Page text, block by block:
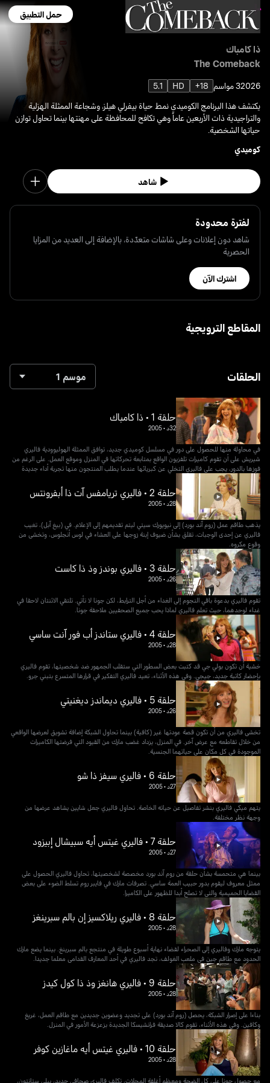
حمل التطبيق
ذا كامباك
The Comeback
20263 مواسم 18+
HD
5.1
يكتشف هذا البرنامج الكوميدي نمط حياة بيفرلي هيلز، وشجاعة الممثلة الهزلية
والتراجيدية ذات الأربعين عاماً وهي تكافح للمحافظة على مهنتها بينما تحاول توازن
حياتها الشخصية.
كوميدي
شاهد
لفترة محدودة
شاهد دون إعلانات وعلى شاشات متعدّدة، بالإضافة إلى العديد من المزايا
الحصرية
اشترك الآن
المقاطع الترويجية
الحلقات موسم 1
حلقة 1 • ذا كامباك
32د •
2005
في محاولة منها للحصول على دور في مسلسل كوميدي جديد، توافق الممثلة الهوليوودية فاليري
شيريش على أن تقوم كاميرات تلفزيون الواقع بمتابعة تحركاتها في المنزل وموقع العمل. على الرغم من
فوزها بالدور، يجب على فاليري التخلي عن كبريائها عندما يطلب المنتجون منها تجربة أداء جديدة
حلقة 2 • فاليري تريامفس آت ذا أبفرونتس
28د •
2005
يذهب طاقم عمل (روم آند بورد) إلى نيويورك سيتي ليتم تقديمهم إلى الإعلام. في (بيغ آبل)، تغيب
فاليري عن إحدى الوجبات، تقلق بشأن ضيوف إبنة زوجها على العشاء في لوس أنجلوس، وتخشى من
وقوع مكروه.
حلقة 3 • فاليري بوندز وذ ذا كاست
26د •
2005
تقوم فاليري بدعوة باقي النجوم إلى الغداء من أجل الترابط، لكن جونا لا تأتي. تلتقي الاثنتان لاحقا في
غداء لوحدهما، حيث تعلم فاليري لماذا يحب جميع الصحفيين ملاحقة جونا.
حلقة 4 • فاليري ستاندز أب فور آنت ساسي
28د •
2005
خشية أن تكون بولي جي قد كتبت بعض السطور التي ستقلب الجمهور ضد شخصيتها، تقوم فاليري
بإحضار كاتبة جديد، جيجي. وفي هذه الأثناء، تعيد فاليري التفكير في قرارها المتسرع بتبني جرو.
حلقة 5 • فاليري ديماندز ديغنيتي
26د •
2005
تخشى فاليري من أن تكون قصة عودتها غير (كافية) بينما تحاول الشبكة إضافة تشويق لعرضها الواقعي
من خلال تقاطعه مع عرض آخر. في المنزل، يزداد غضب مارك من القيود التي فرضتها الكاميرات
الموجودة في كل مكان على حياتهما الجنسية.
حلقة 6 • فاليري سيفز ذا شو
27د •
2005
يتهم ميكي فاليري بنشر تفاصيل عن حياته الخاصة. تحاول فاليري جعل شايين يشاهد عرضها من
وجهة نظر مختلفة.
حلقة 7 • فاليري غيتس أيه سبيشال إبيزود
27د •
2005
بينما هي متحمسة بشأن حلقة من روم آند بورد مخصصة لشخصيتها، تحاول فاليري الحصول على
ممثل معروف ليقوم بدور حبيب العمة ساسي. تصرفات مارك في فايبر روم تسلط الضوء على بعض
القضايا الحميمية والتي لا تصلح أبدا للظهور على الكاميرا.
حلقة 8 • فاليري ريلاكسيز إن بالم سبرينغز
28د •
2005
يتوجه مارك وفاليري إلى الصحراء لقضاء نهاية أسبوع طويلة في منتجع بالم سبرينغ. بينما يضع مارك
الحدود مع طاقم جين في ملعب الغولف، تجد فاليري في أحد المعارف القدامى معلما جديدا.
حلقة 9 • فاليري هانغز وذ ذا كول كيدز
28د •
2005
بناءا على إصرار الشبكة، يحصل (روم آند بورد) على تجديد وعضوين جديدين مع طاقم العمل، غريغ
وكافين. وفي هذه الأثناء، تقوم كالا صديقة فرانشيسكا الجديدة بزعزعة الأمور في المنزل.
حلقة 10 • فاليري غيتس أيه ماغازين كوفر
28د •
2005
مع حصول جونا على كل الضجة ومعظم أغلفة المجلات، تكلف فاليري صحافي جديد، بيلي ستانتون،